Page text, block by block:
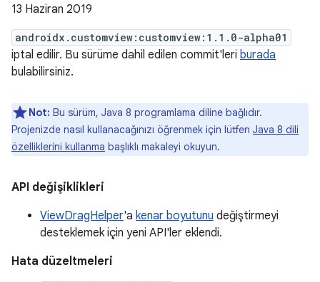
13 Haziran 2019
androidx.customview:customview:1.1.0-alpha01
iptal edilir. Bu sürüme dahil edilen commit'leri burada
bulabilirsiniz.
Not: Bu sürüm, Java 8 programlama diline bağlıdır.
Projenizde nasıl kullanacağınızı öğrenmek için lütfen Java 8 dili
özelliklerini kullanma başlıklı makaleyi okuyun.
API değişiklikleri
ViewDragHelper'a kenar boyutunu değiştirmeyi
desteklemek için yeni API'ler eklendi.
Hata düzeltmeleri